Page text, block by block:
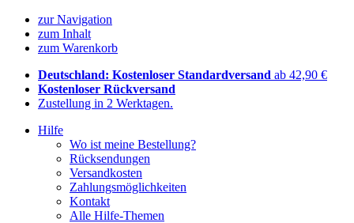
zur Navigation
zum Inhalt
zum Warenkorb
Deutschland: Kostenloser Standardversand ab 42,90 €
Kostenloser Rückversand
Zustellung in 2 Werktagen.
Hilfe
Wo ist meine Bestellung?
Rücksendungen
Versandkosten
Zahlungsmöglichkeiten
Kontakt
Alle Hilfe-Themen